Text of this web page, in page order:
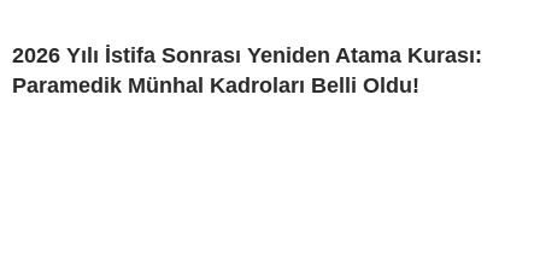
2026 Yılı İstifa Sonrası Yeniden Atama Kurası:
Paramedik Münhal Kadroları Belli Oldu!